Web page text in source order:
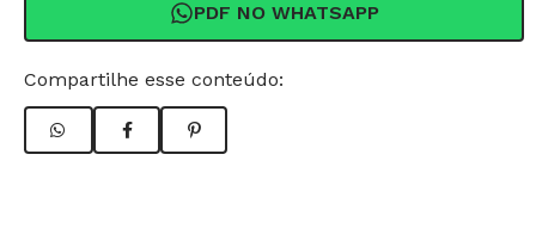
PDF NO WHATSAPP
Compartilhe esse conteúdo: